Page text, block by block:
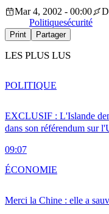
Mar 4, 2002 - 00:00
Politiquesécurité
Print Partager
LES PLUS LUS
EXCLUSIF : L'Islande
dans son référendum sur
09:07
POLITIQUE
Merci la Chine : elle a
ÉCONOMIE